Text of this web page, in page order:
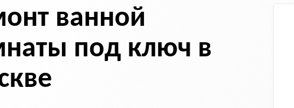
ванной
под ключ в